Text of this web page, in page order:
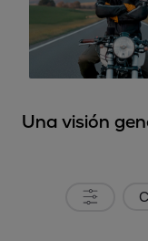
Una visión